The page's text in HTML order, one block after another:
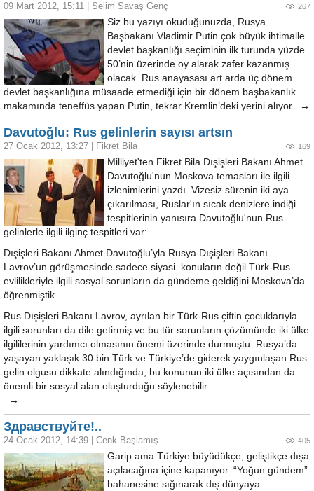
09 Mart 2012, 15:11 Selim Savaş Genç 267
Siz bu yazıyı okuduğunuzda, Rusya
Başbakanı Vladimir Putin çok büyük ihtimalle
devlet başkanlığı seçiminin ilk turunda yüzde
50’nin üzerinde oy alarak zafer kazanmış
olacak. Rus anayasası art arda üç dönem
devlet başkanlığına müsaade etmediği için bir dönem başbakanlık
makamında teneffüs yapan Putin, tekrar Kremlin’deki yerini alıyor. →
Davutoğlu: Rus gelinlerin sayısı artsın
27 Ocak 2012, 13:27 Fikret Bila 169
Milliyet'ten Fikret Bila Dışişleri Bakanı Ahmet
Davutoğlu'nun Moskova temasları ile ilgili
izlenimlerini yazdı. Vizesiz sürenin iki aya
çıkarılması, Ruslar'ın sıcak denizlere indiği
tespitlerinin yanısıra Davutoğlu'nun Rus
gelinlerle ilgili ilginç tespitleri var:
Dışişleri Bakanı Ahmet Davutoğlu’yla Rusya Dışişleri Bakanı
Lavrov’un görüşmesinde sadece siyasi konuların değil Türk-Rus
evlilikleriyle ilgili sosyal sorunların da gündeme geldiğini Moskova’da
öğrenmiştik...
Rus Dışişleri Bakanı Lavrov, ayrılan bir Türk-Rus çiftin çocuklarıyla
ilgili sorunları da dile getirmiş ve bu tür sorunların çözümünde iki ülke
ilgililerinin yardımcı olmasının önemi üzerinde durmuştu. Rusya’da
yaşayan yaklaşık 30 bin Türk ve Türkiye’de giderek yaygınlaşan Rus
gelin olgusu dikkate alındığında, bu konunun iki ülke açısından da
önemli bir sosyal alan oluşturduğu söylenebilir.
→
Здравствуйте!..
24 Ocak 2012, 14:39 Cenk Başlamış 405
Garip ama Türkiye büyüdükçe, geliştikçe dışa
açılacağına içine kapanıyor. “Yoğun gündem”
bahanesine sığınarak dış dünyaya